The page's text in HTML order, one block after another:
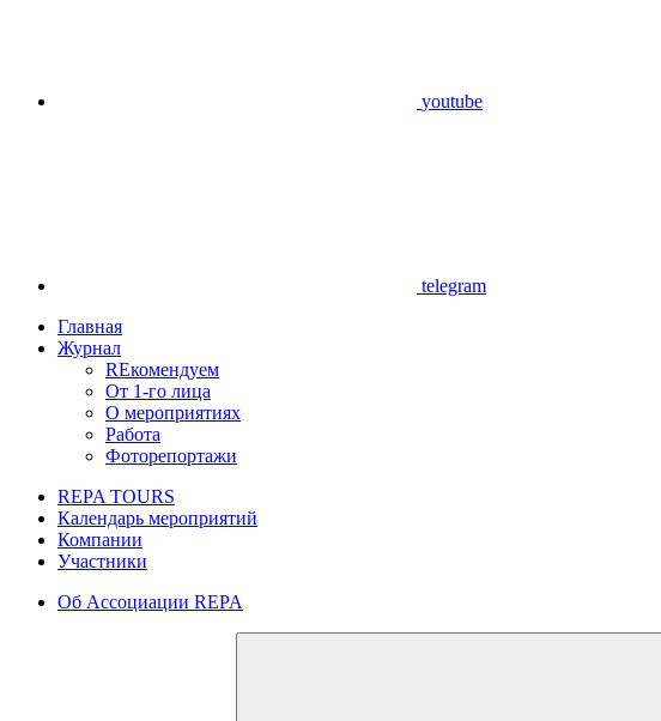
youtube
telegram
Главная
Журнал
REкомендуем
От 1-го лица
О мероприятиях
Работа
Фоторепортажи
REPA TOURS
Календарь мероприятий
Компании
Участники
Об Ассоциации REPA